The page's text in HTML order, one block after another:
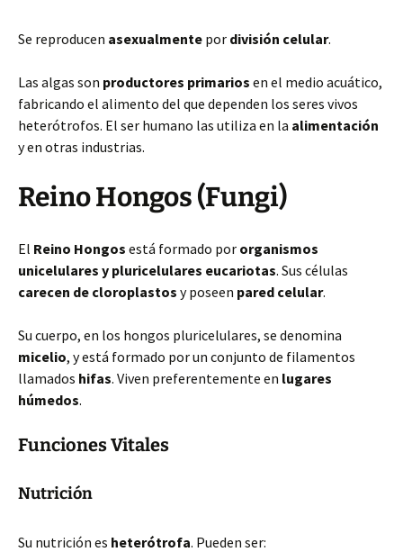
Se reproducen asexualmente por división celular.
Las algas son productores primarios en el medio acuático,
fabricando el alimento del que dependen los seres vivos
heterótrofos. El ser humano las utiliza en la alimentación
y en otras industrias.
Reino Hongos (Fungi)
El Reino Hongos está formado por organismos
unicelulares y pluricelulares eucariotas. Sus células
carecen de cloroplastos y poseen pared celular.
Su cuerpo, en los hongos pluricelulares, se denomina
micelio, y está formado por un conjunto de filamentos
llamados hifas. Viven preferentemente en lugares
húmedos.
Funciones Vitales
Nutrición
Su nutrición es heterótrofa. Pueden ser: